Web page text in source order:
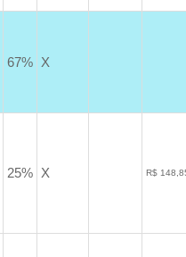
67% X
25% X R$